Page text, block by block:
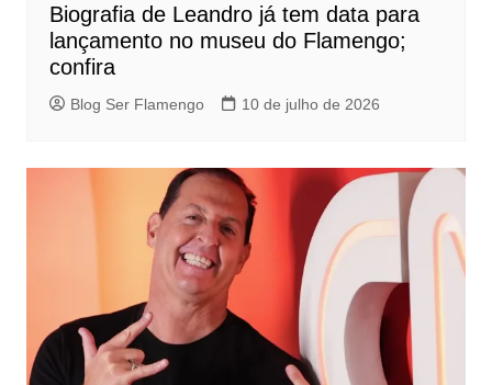
Biografia de Leandro já tem data para
lançamento no museu do Flamengo;
confira
Blog Ser Flamengo 10 de julho de 2026